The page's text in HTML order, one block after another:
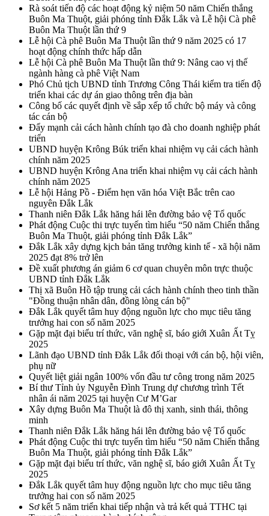
Rà soát tiến độ các hoạt động kỷ niệm 50 năm Chiến thắng
Buôn Ma Thuột, giải phóng tỉnh Đắk Lắk và Lễ hội Cà phê
Buôn Ma Thuột lần thứ 9
Lễ hội Cà phê Buôn Ma Thuột lần thứ 9 năm 2025 có 17
hoạt động chính thức hấp dẫn
Lễ hội Cà phê Buôn Ma Thuột lần thứ 9: Nâng cao vị thế
ngành hàng cà phê Việt Nam
Phó Chủ tịch UBND tỉnh Trương Công Thái kiểm tra tiến độ
triển khai các dự án giao thông trên địa bàn
Công bố các quyết định về sắp xếp tổ chức bộ máy và công
tác cán bộ
Đẩy mạnh cải cách hành chính tạo đà cho doanh nghiệp phát
triển
UBND huyện Krông Búk triển khai nhiệm vụ cải cách hành
chính năm 2025
UBND huyện Krông Ana triển khai nhiệm vụ cải cách hành
chính năm 2025
Lễ hội Hảng Pồ - Điểm hẹn văn hóa Việt Bắc trên cao
nguyên Đắk Lắk
Thanh niên Đắk Lắk hăng hái lên đường bảo vệ Tổ quốc
Phát động Cuộc thi trực tuyến tìm hiểu “50 năm Chiến thắng
Buôn Ma Thuột, giải phóng tỉnh Đắk Lắk”
Đắk Lắk xây dựng kịch bản tăng trưởng kinh tế - xã hội năm
2025 đạt 8% trở lên
Đề xuất phương án giảm 6 cơ quan chuyên môn trực thuộc
UBND tỉnh Đắk Lắk
Thị xã Buôn Hồ tập trung cải cách hành chính theo tinh thần
"Đồng thuận nhân dân, đồng lòng cán bộ"
Đắk Lắk quyết tâm huy động nguồn lực cho mục tiêu tăng
trưởng hai con số năm 2025
Gặp mặt đại biểu trí thức, văn nghệ sĩ, báo giới Xuân Ất Tỵ
2025
Lãnh đạo UBND tỉnh Đắk Lắk đối thoại với cán bộ, hội viên,
phụ nữ
Quyết liệt giải ngân 100% vốn đầu tư công trong năm 2025
Bí thư Tỉnh ủy Nguyễn Đình Trung dự chương trình Tết
nhân ái năm 2025 tại huyện Cư M’Gar
Xây dựng Buôn Ma Thuột là đô thị xanh, sinh thái, thông
minh
Thanh niên Đắk Lắk hăng hái lên đường bảo vệ Tổ quốc
Phát động Cuộc thi trực tuyến tìm hiểu “50 năm Chiến thắng
Buôn Ma Thuột, giải phóng tỉnh Đắk Lắk”
Gặp mặt đại biểu trí thức, văn nghệ sĩ, báo giới Xuân Ất Tỵ
2025
Đắk Lắk quyết tâm huy động nguồn lực cho mục tiêu tăng
trưởng hai con số năm 2025
Sơ kết 5 năm triển khai tiếp nhận và trả kết quả TTHC tại